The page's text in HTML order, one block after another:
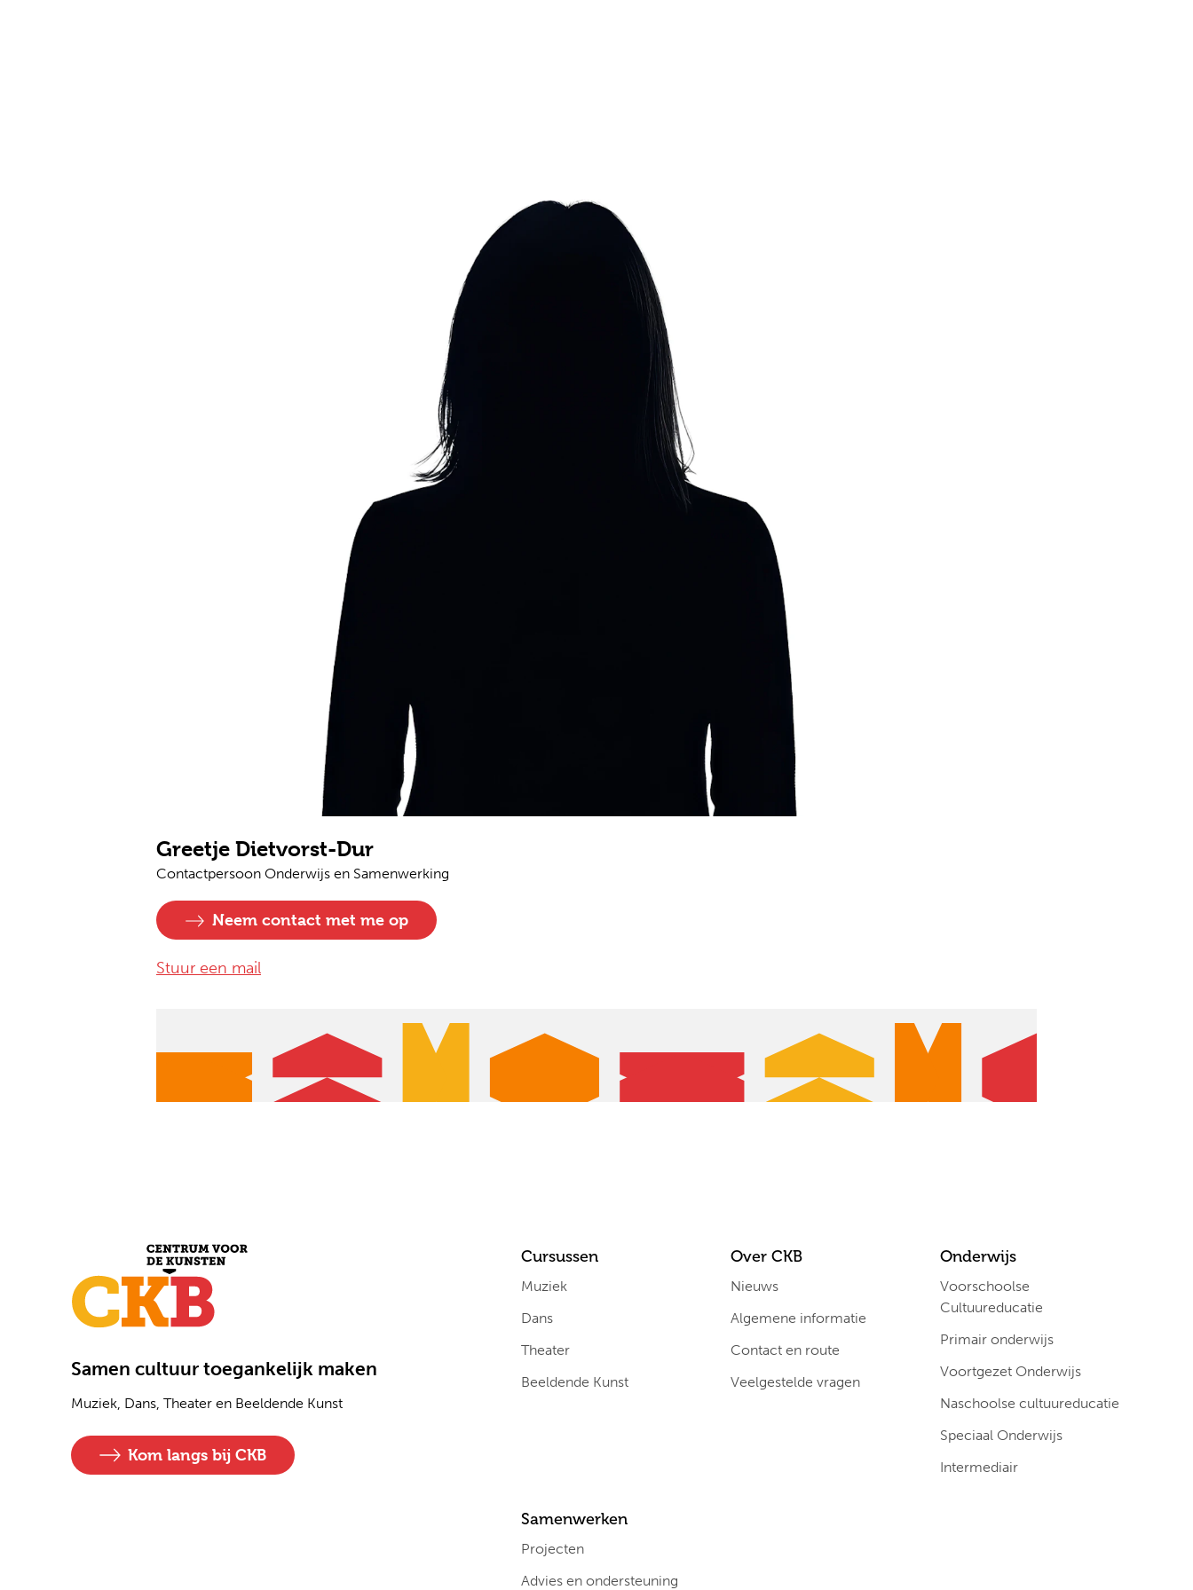
Greetje Dietvorst-Dur
Contactpersoon Onderwijs en Samenwerking
Neem contact met me op
Stuur een mail
Samen cultuur toegankelijk maken
Muziek, Dans, Theater en Beeldende Kunst
Kom langs bij CKB
Cursussen
Muziek
Dans
Theater
Beeldende Kunst
Over CKB
Nieuws
Algemene informatie
Contact en route
Veelgestelde vragen
Onderwijs
Voorschoolse
Cultuureducatie
Primair onderwijs
Voortgezet Onderwijs
Naschoolse cultuureducatie
Speciaal Onderwijs
Intermediair
Samenwerken
Projecten
Advies en ondersteuning